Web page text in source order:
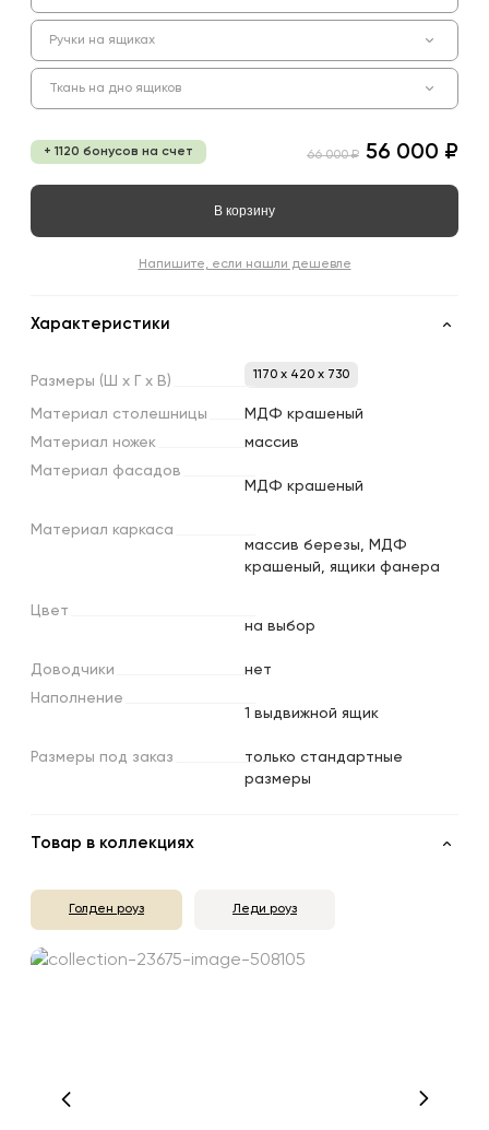
Ручки на ящиках
Ткань на дно ящиков
+ 1120 бонусов на счет 66 000 ₽ 56 000 ₽
В корзину
Напишите, если нашли дешевле
Характеристики
Размеры (Ш х х В) 1170 x 420 x 730
Материал столешницы
МДФ крашеный
Материал ножек
массив
Материал фасадов
МДФ крашеный
Материал каркаса
массив березы, МДФ
крашеный, ящики фанера
Цвет
на выбор
Доводчики
нет
Наполнение
1 выдвижной ящик
Размеры под заказ
только стандартные
размеры
Товар в коллекциях
Голден роуз Леди роуз